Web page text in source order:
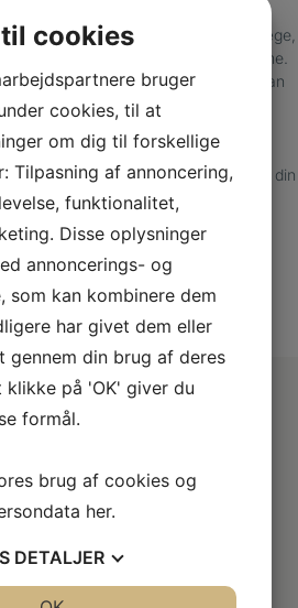
eller sår, skal du kontakte din læge,
kan blive behandlet med det samme.
kan udvikle sig hurtigt, og at du kan
hvor vi blandt andet undersøger din
og eventuelle fejlstillinger. På
vi dig en behandlingsplan og
dine fødder, vælger fodtøj og
også tilbyde indlæg, der styrker dine
risikoen for sår og faldulykker.
cookies
bruger
cookies, til at
om dig til forskellige
Tilpasning af annoncering,
funktionalitet,
Disse oplysninger
annoncerings- og
som kan kombinere dem
har givet dem eller
gennem din brug af deres
klikke på 'OK' giver du
formål.
brug af cookies og
her.
DETALJER